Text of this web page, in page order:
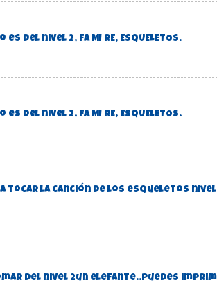
del nivel 2, FA MI RE, ESQUELETOS.
del nivel 2, FA MI RE, ESQUELETOS.
tocar la canción de los esqueletos nivel
del nivel 2un elefante..Puedes